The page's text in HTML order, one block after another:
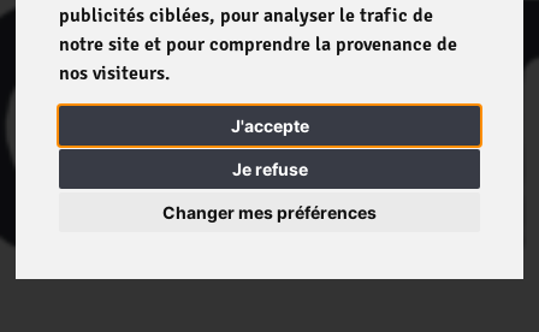
publicités ciblées, pour analyser le trafic de
notre site et pour comprendre la provenance de
nos visiteurs.
J'accepte
Je refuse
Changer mes préférences